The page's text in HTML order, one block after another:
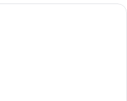
Phòng Suite Executive | Bộ đồ